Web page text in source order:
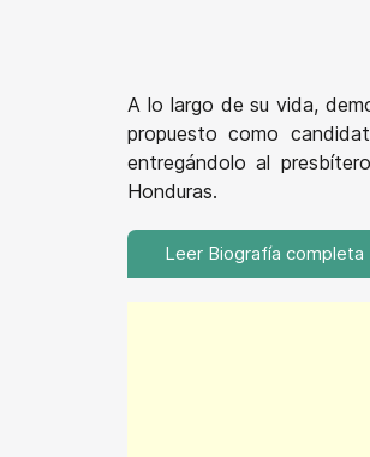
A lo largo de su vida,
propuesto como
entregándolo al
Honduras.
Leer Biografía completa